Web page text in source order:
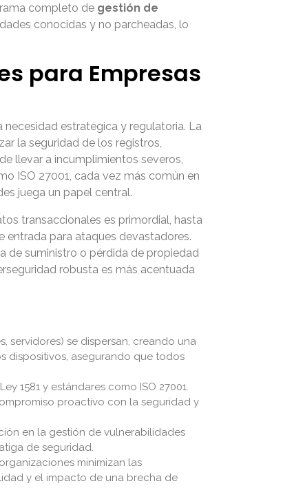
completo de gestión de
conocidas y no parcheadas, lo
para Empresas
necesidad estratégica y regulatoria. La
la seguridad de los registros,
llevar a incumplimientos severos,
ISO 27001, cada vez más común en
juega un papel central.
transaccionales es primordial, hasta
entrada para ataques devastadores.
de suministro o pérdida de propiedad
robusta es más acentuada
servidores) se dispersan, creando una
dispositivos, asegurando que todos
1581 y estándares como ISO 27001.
proactivo con la seguridad y
en la gestión de vulnerabilidades
de seguridad.
minimizan las
y el impacto de una brecha de